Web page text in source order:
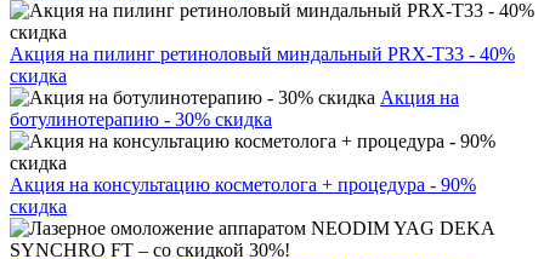
Акция на пилинг ретиноловый миндальный PRX-T33 - 40%
скидка
Акция на
ботулинотерапию - 30% скидка
Акция на консультацию косметолога + процедура - 90%
скидка